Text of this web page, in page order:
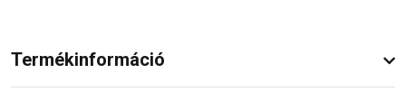
Termékinformáció